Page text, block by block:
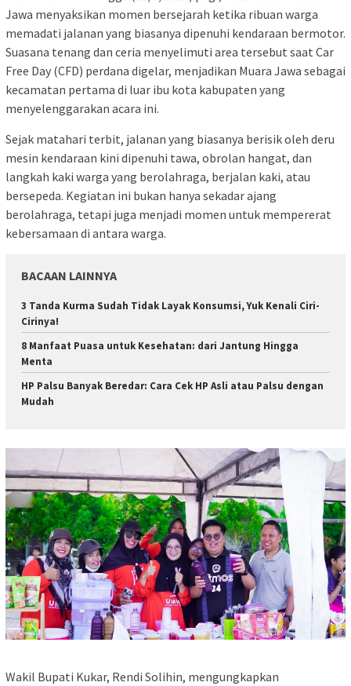
Jawa menyaksikan momen bersejarah ketika ribuan warga
memadati jalanan yang biasanya dipenuhi kendaraan bermotor.
Suasana tenang dan ceria menyelimuti area tersebut saat Car
Free Day (CFD) perdana digelar, menjadikan Muara Jawa sebagai
kecamatan pertama di luar ibu kota kabupaten yang
menyelenggarakan acara ini.
Sejak matahari terbit, jalanan yang biasanya berisik oleh deru
mesin kendaraan kini dipenuhi tawa, obrolan hangat, dan
langkah kaki warga yang berolahraga, berjalan kaki, atau
bersepeda. Kegiatan ini bukan hanya sekadar ajang
berolahraga, tetapi juga menjadi momen untuk mempererat
kebersamaan di antara warga.
BACAAN LAINNYA
3 Tanda Kurma Sudah Tidak Layak Konsumsi, Yuk Kenali Ciri-
Cirinya!
8 Manfaat Puasa untuk Kesehatan: dari Jantung Hingga
Menta
HP Palsu Banyak Beredar: Cara Cek HP Asli atau Palsu dengan
Mudah
Wakil Bupati Kukar, Rendi Solihin, mengungkapkan